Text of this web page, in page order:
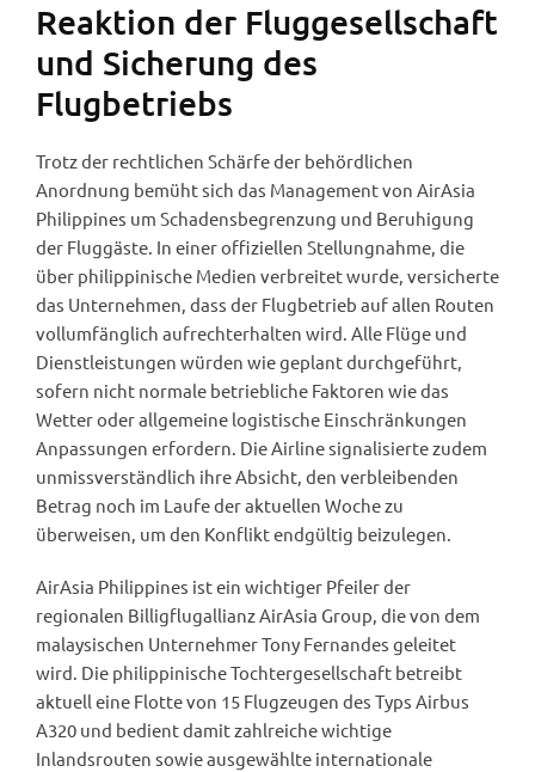
Reaktion der Fluggesellschaft
und Sicherung des
Flugbetriebs
Trotz der rechtlichen Schärfe der behördlichen
Anordnung bemüht sich das Management von AirAsia
Philippines um Schadensbegrenzung und Beruhigung
der Fluggäste. In einer offiziellen Stellungnahme, die
über philippinische Medien verbreitet wurde, versicherte
das Unternehmen, dass der Flugbetrieb auf allen Routen
vollumfänglich aufrechterhalten wird. Alle Flüge und
Dienstleistungen würden wie geplant durchgeführt,
sofern nicht normale betriebliche Faktoren wie das
Wetter oder allgemeine logistische Einschränkungen
Anpassungen erfordern. Die Airline signalisierte zudem
unmissverständlich ihre Absicht, den verbleibenden
Betrag noch im Laufe der aktuellen Woche zu
überweisen, um den Konflikt endgültig beizulegen.
AirAsia Philippines ist ein wichtiger Pfeiler der
regionalen Billigflugallianz AirAsia Group, die von dem
malaysischen Unternehmer Tony Fernandes geleitet
wird. Die philippinische Tochtergesellschaft betreibt
aktuell eine Flotte von 15 Flugzeugen des Typs Airbus
A320 und bedient damit zahlreiche wichtige
Inlandsrouten sowie ausgewählte internationale